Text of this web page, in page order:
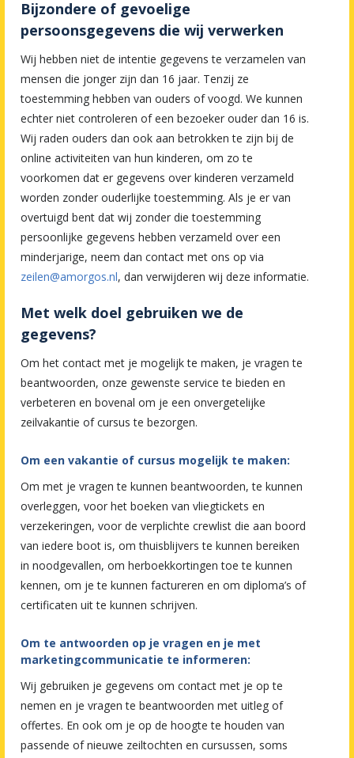
Bijzondere of gevoelige
persoonsgegevens die wij verwerken
Wij hebben niet de intentie gegevens te verzamelen van
mensen die jonger zijn dan 16 jaar. Tenzij ze
toestemming hebben van ouders of voogd. We kunnen
echter niet controleren of een bezoeker ouder dan 16 is.
Wij raden ouders dan ook aan betrokken te zijn bij de
online activiteiten van hun kinderen, om zo te
voorkomen dat er gegevens over kinderen verzameld
worden zonder ouderlijke toestemming. Als je er van
overtuigd bent dat wij zonder die toestemming
persoonlijke gegevens hebben verzameld over een
minderjarige, neem dan contact met ons op via
zeilen@amorgos.nl, dan verwijderen wij deze informatie.
Met welk doel gebruiken we de
gegevens?
Om het contact met je mogelijk te maken, je vragen te
beantwoorden, onze gewenste service te bieden en
verbeteren en bovenal om je een onvergetelijke
zeilvakantie of cursus te bezorgen.
Om een vakantie of cursus mogelijk te maken:
Om met je vragen te kunnen beantwoorden, te kunnen
overleggen, voor het boeken van vliegtickets en
verzekeringen, voor de verplichte crewlist die aan boord
van iedere boot is, om thuisblijvers te kunnen bereiken
in noodgevallen, om herboekkortingen toe te kunnen
kennen, om je te kunnen factureren en om diploma’s of
certificaten uit te kunnen schrijven.
Om te antwoorden op je vragen en je met
marketingcommunicatie te informeren:
Wij gebruiken je gegevens om contact met je op te
nemen en je vragen te beantwoorden met uitleg of
offertes. En ook om je op de hoogte te houden van
passende of nieuwe zeiltochten en cursussen, soms